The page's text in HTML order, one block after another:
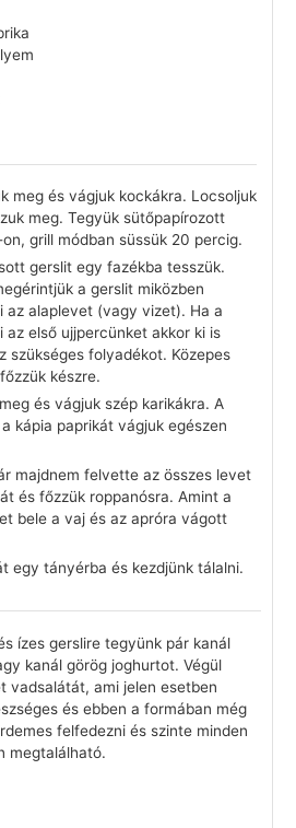
meg és vágjuk kockákra. Locsoljuk
meg. Tegyük sütőpapírozott
grill módban süssük 20 percig.
gerslit egy fazékba tesszük.
a gerslit miközben
az alaplevet (vagy vizet). Ha a
az első ujjpercünket akkor ki is
szükséges folyadékot. Közepes
készre.
és vágjuk szép karikákra. A
kápia paprikát vágjuk egészen
majdnem felvette az összes levet
és főzzük roppanósra. Amint a
bele a vaj és az apróra vágott
egy tányérba és kezdjünk tálalni.
ízes gerslire tegyünk pár kanál
kanál görög joghurtot. Végül
vadsalátát, ami jelen esetben
és ebben a formában még
felfedezni és szinte minden
megtalálható.